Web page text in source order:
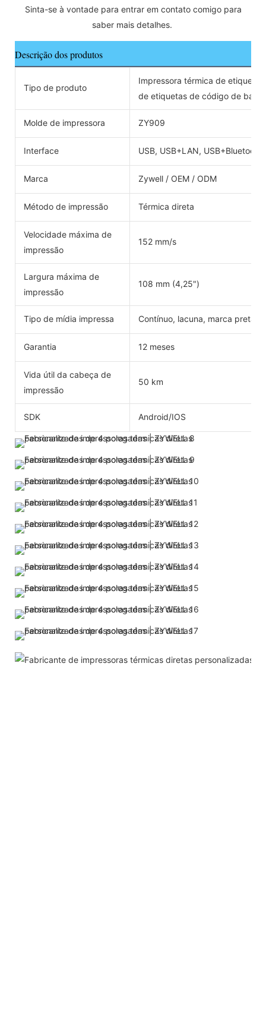
saber mais detalhes.
Descrição dos produtos
Tipo de produto
Impressora térmica de
de etiquetas de código de
Molde de impressora ZY909
Interface USB, USB+LAN,
Marca Zywell / OEM / ODM
Método de impressão Térmica direta
Velocidade máxima de
impressão
152 mm/s
Largura máxima de
impressão
108 mm (4,25")
Tipo de mídia impressa Contínuo, lacuna, marca preta,
Garantia 12 meses
Vida útil da cabeça de
impressão
50 km
SDK Android/IOS